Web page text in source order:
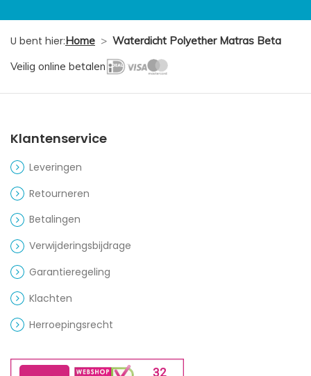
U bent hier:Home > Waterdicht Polyether Matras Beta
Veilig online betalen
Klantenservice
Leveringen
Retourneren
Betalingen
Verwijderingsbijdrage
Garantieregeling
Klachten
Herroepingsrecht